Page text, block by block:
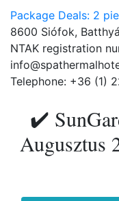
Package Deals: 2
8600 Siófok,
NTAK registration
Telephone: +36 (1)
✔️
Augusztus